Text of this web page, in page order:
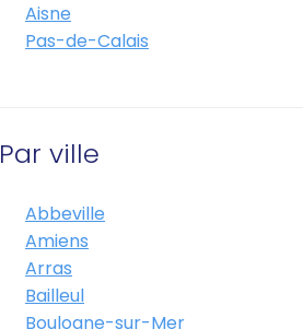
Aisne
Pas-de-Calais
Par ville
Abbeville
Amiens
Arras
Bailleul
Boulogne-sur-Mer